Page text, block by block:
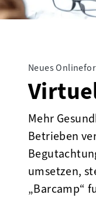
Neues
Mehr
Betrieben
umsetzen,
„Barcamp“